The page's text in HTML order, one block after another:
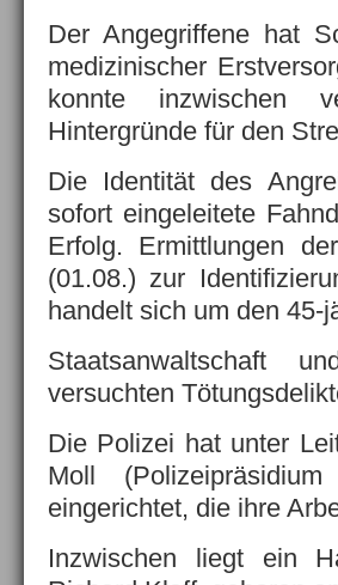
Der Angegriffene hat
medizinischer
konnte inzwischen
Hintergründe für den
Die Identität des
sofort eingeleitete
Erfolg. Ermittlungen
(01.08.) zur
handelt sich um den 45-
Staatsanwaltschaft
versuchten
Die Polizei hat unter
Moll
eingerichtet, die ihre
Inzwischen liegt ein